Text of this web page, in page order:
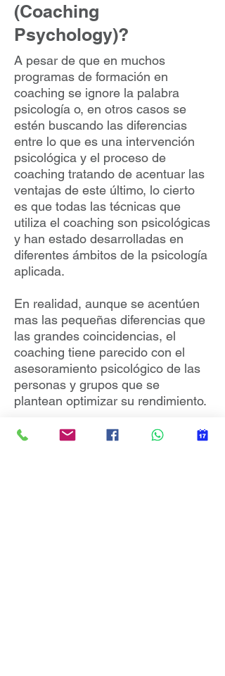
(Coaching
Psychology)?
A pesar de que en muchos
programas de formación en
coaching se ignore la palabra
psicología o, en otros casos se
estén buscando las diferencias
entre lo que es una intervención
psicológica y el proceso de
coaching tratando de acentuar las
ventajas de este último, lo cierto
es que todas las técnicas que
utiliza el coaching son psicológicas
y han estado desarrolladas en
diferentes ámbitos de la psicología
aplicada.
En realidad, aunque se acentúen
mas las pequeñas diferencias que
las grandes coincidencias, el
coaching tiene parecido con el
asesoramiento psicológico de las
personas y grupos que se
plantean optimizar su rendimiento.
Por lo tanto, la psicologia del